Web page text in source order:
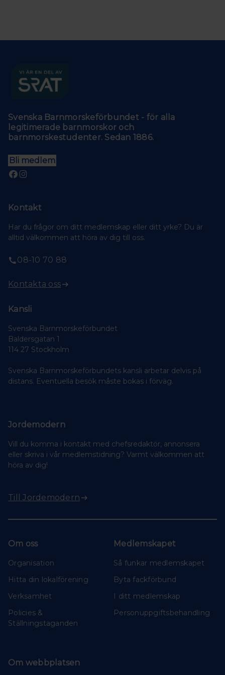
Svenska Barnmorskeförbundet - för alla
legitimerade barnmorskor och
barnmorskestudenter. Sedan 1886.
Bli medlem
Kontakt
Har du frågor om ditt medlemskap eller ditt yrke? Du är
alltid välkommen att höra av dig till oss.
08-10 70 88
Kontakta oss
Kansli
Svenska Barnmorskeförbundet
Baldersgatan 1
114 27 Stockholm
Svenska Barnmorskeförbundets kansli arbetar delvis på
distans. Eventuella besök måste bokas i förväg.
Jordemodern
Vill du komma i kontakt med chefsredaktör, annonsera
eller skriva i vår medlemstidning? Varmt välkommen att
höra av dig!
Till Jordemodern
Om oss
Organisation
Hitta din lokalförening
Verksamhet
Policies &
Ställningstaganden
Medlemskapet
Så funkar medlemskapet
Byta fackförbund
I ditt medlemskap
Personuppgiftsbehandling
Om webbplatsen